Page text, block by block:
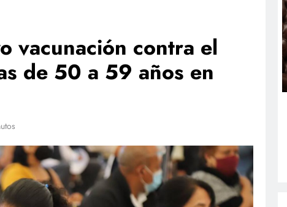
vacunación contra el
de 50 a 59 años en
POLICIACA
video
julio 27, 2026